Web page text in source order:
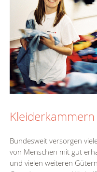
Kleiderkammern
Bundesweit versorgen
von Menschen mit gut
und vielen weiteren